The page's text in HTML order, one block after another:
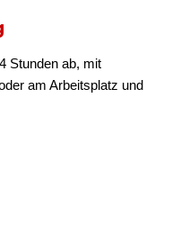
Stunden ab, mit
am Arbeitsplatz und